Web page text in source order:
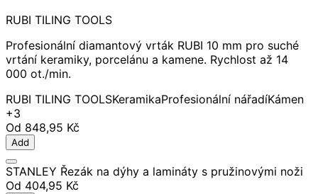
RUBI TILING TOOLS
Profesionální diamantový vrták RUBI 10 mm pro suché
vrtání keramiky, porcelánu a kamene. Rychlost až 14
000 ot./min.
RUBI TILING TOOLSKeramikaProfesionální nářadíKámen
+3
Od 848,95 Kč
Add
STANLEY Řezák na dýhy a lamináty s pružinovými noži
Od 404,95 Kč